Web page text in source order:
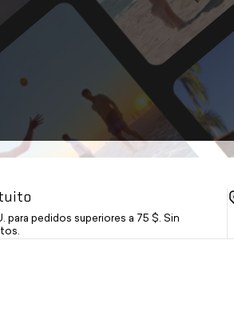
para pedidos superiores a 75 $. Sin